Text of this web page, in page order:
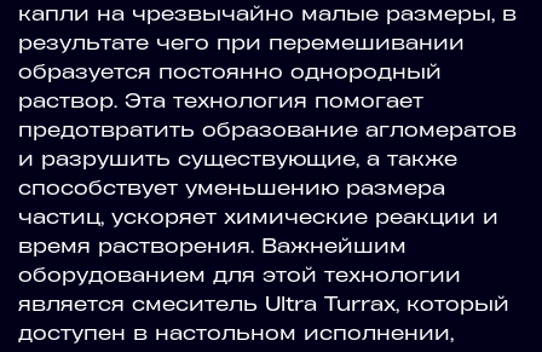
капли на чрезвычайно малые размеры, в
результате чего при перемешивании
образуется постоянно однородный
раствор. Эта технология помогает
предотвратить образование агломератов
и разрушить существующие, а также
способствует уменьшению размера
частиц, ускоряет химические реакции и
время растворения. Важнейшим
оборудованием для этой технологии
является смеситель Ultra Turrax, который
доступен в настольном исполнении,